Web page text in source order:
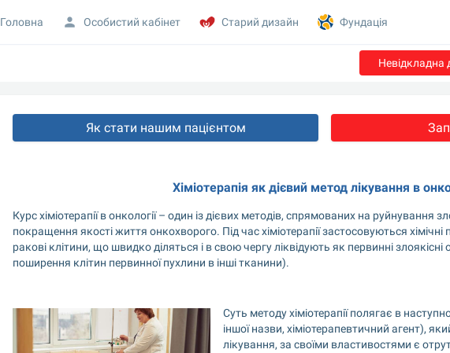
Невідкладна
Як стати нашим пацієнтом
Хіміотерапія як дієвий метод лікування в
Курс хіміотерапії в онкології – один із дієвих методів, спрямованих на руйнування
покращення якості життя онкохворого. Під час хіміотерапії застосовуються
ракові клітини, що швидко діляться і в свою чергу ліквідують як первинні
поширення клітин первинної пухлини в інші тканини).
Суть методу хіміотерапії полягає в
іншої назви, хіміотерапевтичний агент),
лікування, за своїми властивостями є
Головна Особистий кабінет Старий дизайн Фундація